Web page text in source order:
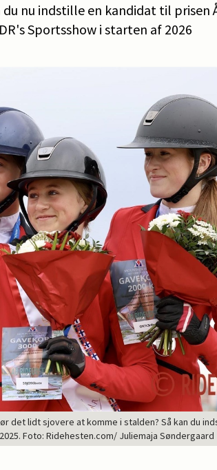
nu indstille en kandidat til prisen
Sportsshow i starten af 2026
det lidt sjovere at komme i stalden? Så kan du
Foto: Ridehesten.com/ Juliemaja Søndergaard